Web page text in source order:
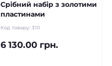
Срібний набір з золотими
пластинами
Код товару: 310
6 130.00 грн.